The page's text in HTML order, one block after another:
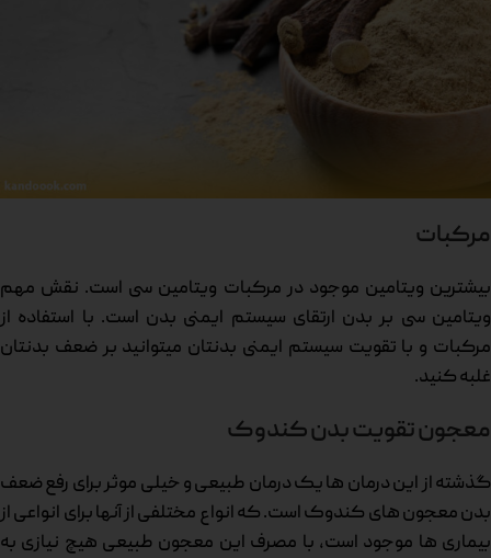
مرکبات
بیشترین ویتامین موجود در مرکبات ویتامین سی است. نقش مهم
ویتامین سی بر بدن ارتقای سیستم ایمنی بدن است. با استفاده از
مرکبات و با تقویت سیستم ایمنی بدنتان میتوانید بر ضعف بدنتان
غلبه کنید.
معجون تقویت بدن کندوک
گذشته از این درمان ها یک درمان طبیعی و خیلی موثر برای رفع ضعف
بدن معجون های کندوک است. که انواع مختلفی از آنها برای انواعی از
بیماری ها موجود است، با مصرف این معجون طبیعی هیچ نیازی به